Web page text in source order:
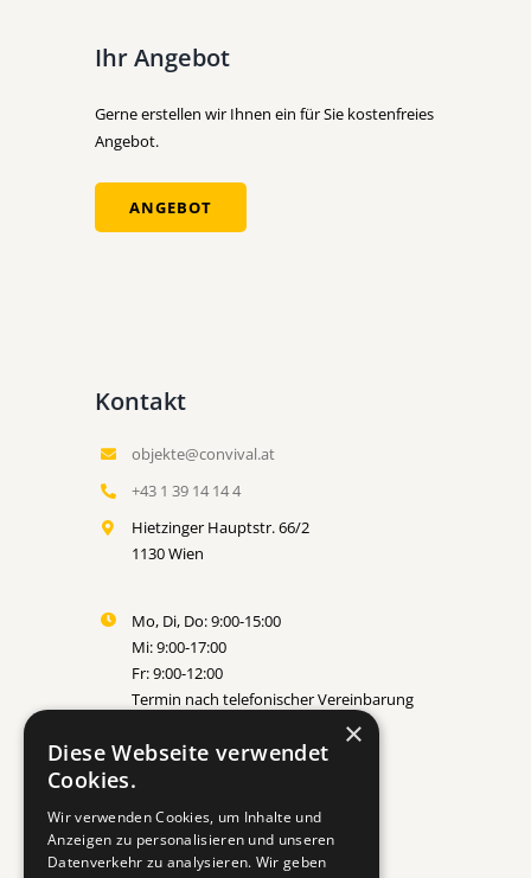
Ihr Angebot
Gerne erstellen wir Ihnen ein für Sie kostenfreies
ANGEBOT
+43 1 39 14 14 4
Hietzinger Hauptstr. 66/2
Mo, Di, Do: 9:00-15:00
Mi: 9:00-17:00
Fr: 9:00-12:00
Termin nach telefonischer Vereinbarung
erbeten
×
Diese Webseite verwendet
Cookies.
Wir verwenden Cookies, um Inhalte und
Anzeigen zu personalisieren und unseren
Datenverkehr zu analysieren. Wir geben